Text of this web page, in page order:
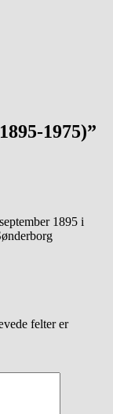
1975)”
1895 i
felter er